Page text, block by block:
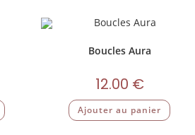
Boucles Aura
12.00 €
Ajouter au panier